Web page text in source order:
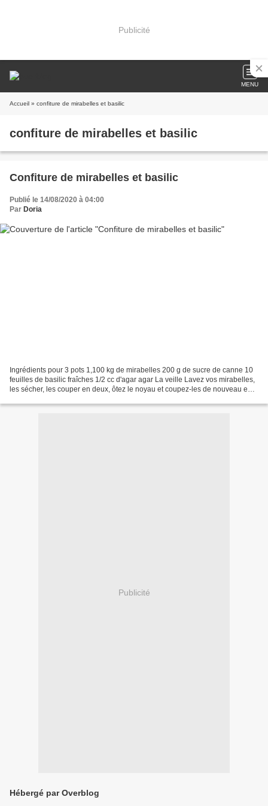
Publicité
MENU
Accueil » confiture de mirabelles et basilic
confiture de mirabelles et basilic
Confiture de mirabelles et basilic
Publié le 14/08/2020 à 04:00
Par Doria
Ingrédients pour 3 pots 1,100 kg de mirabelles 200 g de sucre de canne 10
feuilles de basilic fraîches 1/2 cc d'agar agar La veille Lavez vos mirabelles,
les sécher, les couper en deux, ôtez le noyau et coupez-les de nouveau en
Publicité
Hébergé par Overblog